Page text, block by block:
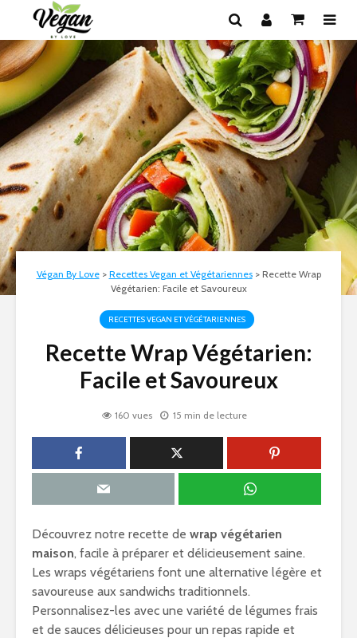
Végan By Love> Recettes Vegan et Végétariennes> Recette Wrap
Végétarien: Facile et Savoureux
RECETTES VEGAN ET VÉGÉTARIENNES
Recette Wrap Végétarien:
Facile et Savoureux
160 vues 15 min de lecture
Découvrez notre recette de wrap végétarien
maison, facile à préparer et délicieusement saine.
Les wraps végétariens font une alternative légère et
savoureuse aux sandwichs traditionnels.
Personnalisez-les avec une variété de légumes frais
et de sauces délicieuses pour un repas rapide et